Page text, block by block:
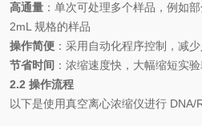
高通量 ：单次可处理多个样品，例如
2mL 规格的样品
操作简便 ：采用自动化程序控制，减
节省时间 ：浓缩速度快，大幅缩短实
2.2 操作流程
以下是使用真空离心浓缩仪进行 DNA/